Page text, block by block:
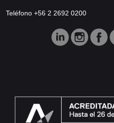
Teléfono +56 2 2692 0200